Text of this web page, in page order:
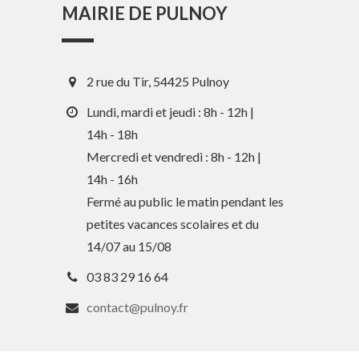
En 1 clic
Guide des activités et services
Tri / Déchets
MAIRIE DE PULNOY
2 rue du Tir, 54425 Pulnoy
Lundi, mardi et jeudi : 8h - 12h |
14h - 18h
Mercredi et vendredi : 8h - 12h |
14h - 16h
Fermé au public le matin pendant les
petites vacances scolaires et du
14/07 au 15/08
03 83 29 16 64
contact@pulnoy.fr